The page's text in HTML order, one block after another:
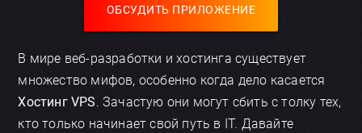
ОБСУДИТЬ ПРИЛОЖЕНИЕ
В мире веб-разработки и хостинга существует
множество мифов, особенно когда дело касается
Хостинг VPS. Зачастую они могут сбить с толку тех,
кто только начинает свой путь в IT. Давайте